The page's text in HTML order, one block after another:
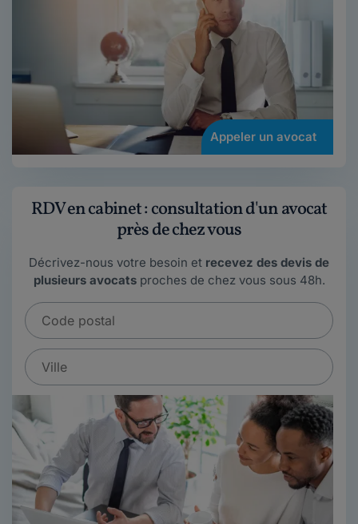
Appeler un avocat
RDV en cabinet : consultation d'un avocat
près de chez vous
Décrivez-nous votre besoin et recevez des devis de
plusieurs avocatsproches de chez vous sous 48h.